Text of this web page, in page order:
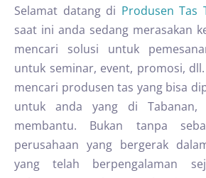
Selamat datang di Produsen Tas
saat ini anda sedang merasakan
mencari solusi untuk
untuk seminar, event, promosi,
mencari produsen tas yang bisa
untuk anda yang di Tabanan,
membantu. Bukan tanpa
perusahaan yang bergerak
yang telah berpengalaman